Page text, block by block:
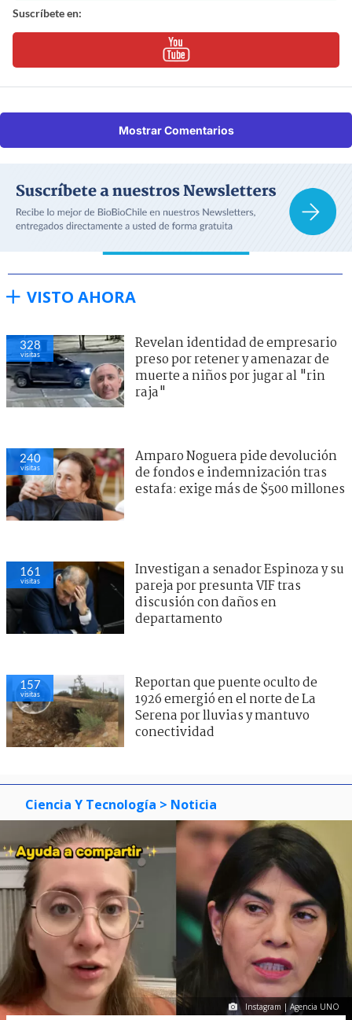
Suscríbete en:
Mostrar Comentarios
VISTO AHORA
328
visitas
Revelan identidad de empresario
preso por retener y amenazar de
muerte a niños por jugar al "rin
raja"
240
visitas
Amparo Noguera pide devolución
de fondos e indemnización tras
estafa: exige más de $500 millones
161
visitas
Investigan a senador Espinoza y su
pareja por presunta VIF tras
discusión con daños en
departamento
157
visitas
Reportan que puente oculto de
1926 emergió en el norte de La
Serena por lluvias y mantuvo
conectividad
Ciencia Y Tecnología > Noticia
Instagram | Agencia UNO